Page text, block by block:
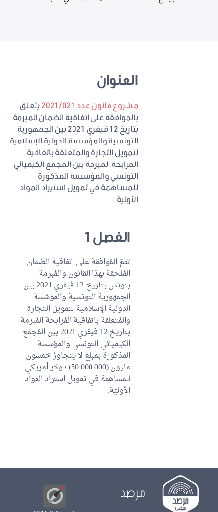
العنوان
مشروع قانون عدد 2021/021
يتعلق
بالموافقة على اتفاقية الضمان المبرمة
بتاريخ 12 فيفري 2021 بين الجمهورية
التونسية والمؤسسة الدولية الإسلامية
لتمويل التجارة والمتعلقة باتفاقية
المرابحة المبرمة بين المجمع الكيميائي
التونسي والمؤسسة المذكورة
للمساهمة في تمويل استيراد المواد
الأولية
الفصل 1
تتمّ المُوافقة على اتفاقية الضمان
المُلحقة بهذا القانون والمُبرمة
بتونس بتاريخ 12 فيفري 2021 بين
الجمهورية التونسية والمؤسّسة
الدولية الإسلامية لتمويل التجارة
والمُتعلقة باتفاقية المُرابحة المُبرمة
بتاريخ 12 فيفري 2021 بين المُجمّع
الكيميائي التونسي والمؤسسة
المذكورة بمبلغ لا يتجاوز خمسون
مليون (50.000.000) دولار أمريكي
للمساهمة في تمويل استراد المواد
الأوليّة.
مرصد